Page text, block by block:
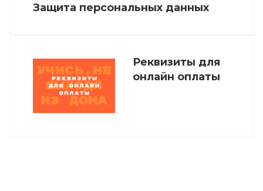
Защита персональных данных
Реквизиты для
онлайн оплаты